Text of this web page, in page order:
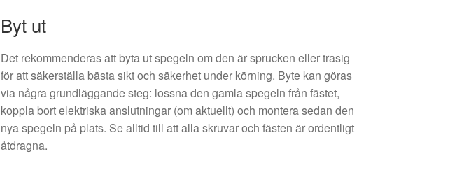
Byt ut
Det rekommenderas att byta ut spegeln om den är sprucken eller trasig
för att säkerställa bästa sikt och säkerhet under körning. Byte kan göras
via några grundläggande steg: lossna den gamla spegeln från fästet,
koppla bort elektriska anslutningar (om aktuellt) och montera sedan den
nya spegeln på plats. Se alltid till att alla skruvar och fästen är ordentligt
åtdragna.